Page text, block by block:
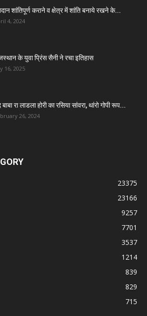
शांतिपूर्ण कराने व क्षेत्र में शांति बनाये रखने के...
4, 2024
के युवा प्रिंस सैनी ने रचा इतिहास
16, 2025
रा लाडला होरी का रसिया सांवरा, थांरो गोपी रूप...
26, 2024
23375
23166
9257
7701
3537
1214
839
829
715